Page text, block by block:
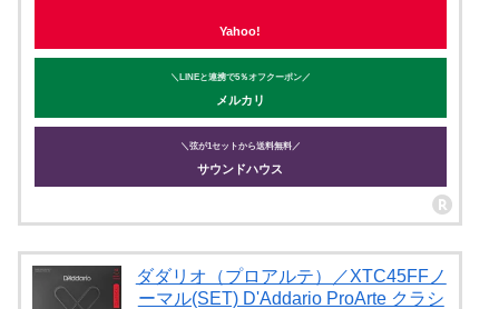
Yahoo!
＼LINEと連携で5％オフクーポン／
メルカリ
＼弦が1セットから送料無料／
サウンドハウス
ダダリオ（プロアルテ）／XTC45FFノ
ーマル(SET) D'Addario ProArte クラシ